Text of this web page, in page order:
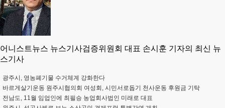
어니스트뉴스 뉴스기사검증위원회 대표 손시훈 기자의 최신 뉴
스기사
광주시, 영농폐기물 수거체계 강화한다
바르게살기운동 원주시협의회 여성회, 시민서로돕기 천사운동 후원금 기탁
전남도, 11월 임업인에 최필승 농업회사법인 미래로 대표